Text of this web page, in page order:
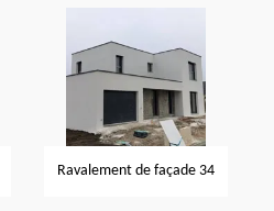
Ravalement de façade 34